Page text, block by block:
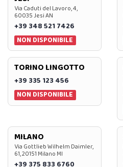
Via Caduti del Lavoro, 4,
60035 Jesi AN
+39 348 521 7426
NON DISPONIBILE
TORINO LINGOTTO
+39 335 123 456
NON DISPONIBILE
MILANO
Via Gottlieb Wilhelm Daimler,
61, 20151 Milano MI
+39 375 833 6760